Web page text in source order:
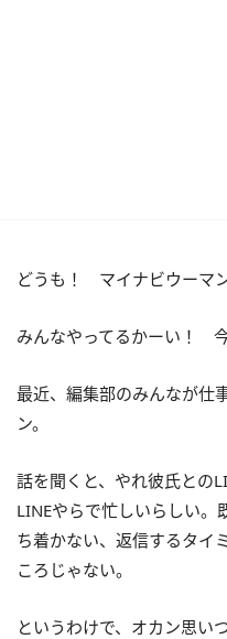
どうも！ マイナビウーマ
みんなやってるかーい！
最近、編集部のみんなが仕
ン。
話を聞くと、やれ彼氏との
LINEやらで忙しいらしい。
ち着かない、返信するタイ
ころじゃない。
というわけで、オカン思い